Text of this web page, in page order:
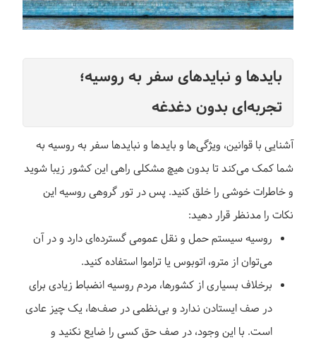
بایدها و نبایدهای سفر به روسیه؛
تجربه‌ای بدون دغدغه
آشنایی با قوانین، ویژگی‌ها و بایدها و نبایدها سفر به روسیه به
شما کمک می‌کند تا بدون هیچ مشکلی راهی این کشور زیبا شوید
و خاطرات خوشی را خلق کنید. پس در تور گروهی روسیه این
نکات را مدنظر قرار دهید:
روسیه سیستم حمل و نقل عمومی گسترده‌ای دارد و در آن
می‌توان از مترو، اتوبوس یا تراموا استفاده کنید.
برخلاف بسیاری از کشورها، مردم روسیه انضباط زیادی برای
در صف ایستادن ندارد و بی‌نظمی در صف‌ها، یک چیز عادی
است. با این وجود، در صف حق کسی را ضایع نکنید و